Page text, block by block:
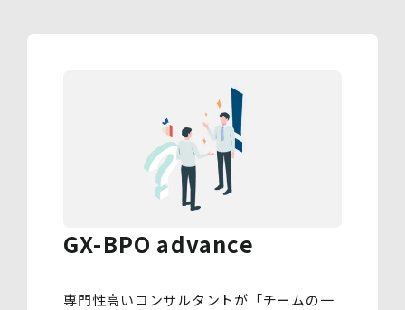
GX-BPO advance
専門性高いコンサルタントが「チームの一